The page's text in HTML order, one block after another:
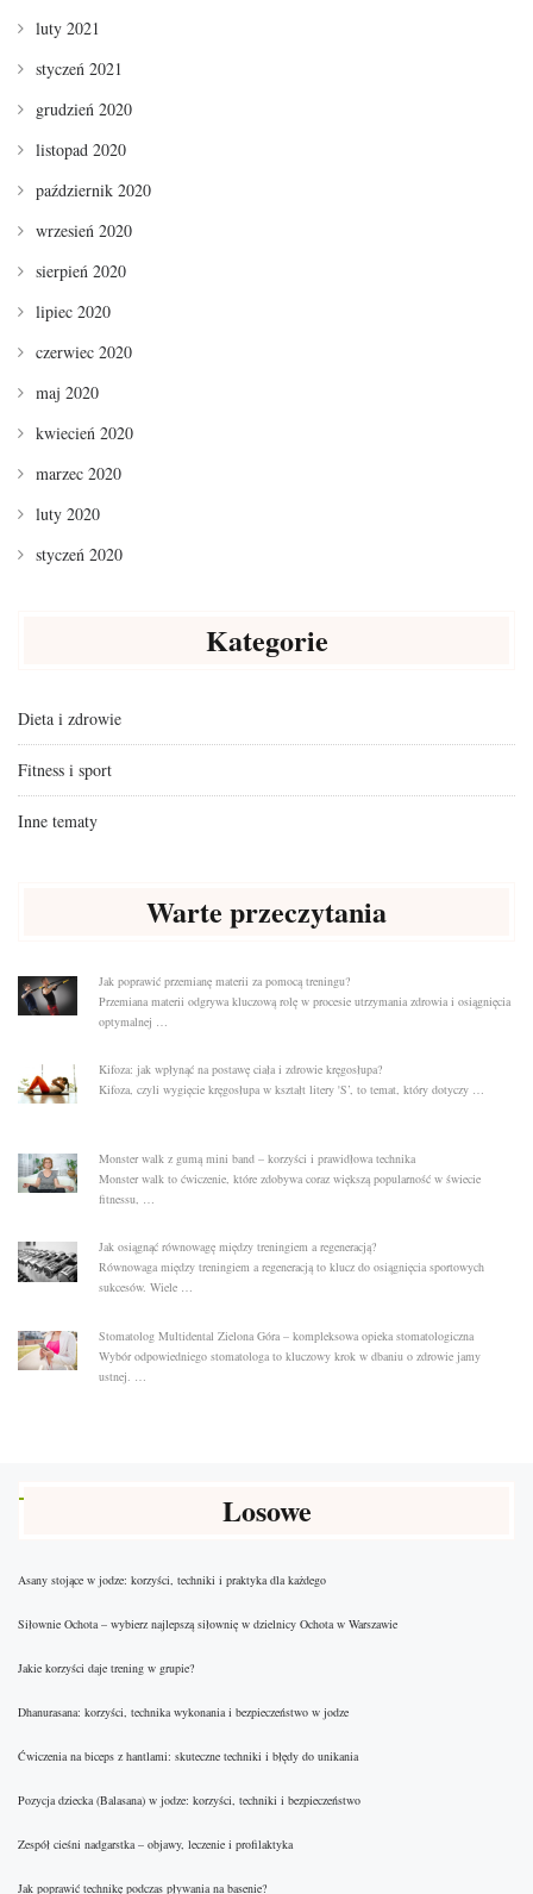
luty 2021
styczeń 2021
grudzień 2020
listopad 2020
październik 2020
wrzesień 2020
sierpień 2020
lipiec 2020
czerwiec 2020
maj 2020
kwiecień 2020
marzec 2020
luty 2020
styczeń 2020
Kategorie
Dieta i zdrowie
Fitness i sport
Inne tematy
Warte przeczytania
Jak poprawić przemianę materii za pomocą treningu?
Przemiana materii odgrywa kluczową rolę w procesie utrzymania zdrowia i osiągnięcia
optymalnej …
Kifoza: jak wpłynąć na postawę ciała i zdrowie kręgosłupa?
Kifoza, czyli wygięcie kręgosłupa w kształt litery 'S’, to temat, który dotyczy …
Monster walk z gumą mini band – korzyści i prawidłowa technika
Monster walk to ćwiczenie, które zdobywa coraz większą popularność w świecie
fitnessu, …
Jak osiągnąć równowagę między treningiem a regeneracją?
Równowaga między treningiem a regeneracją to klucz do osiągnięcia sportowych
sukcesów. Wiele …
Stomatolog Multidental Zielona Góra – kompleksowa opieka stomatologiczna
Wybór odpowiedniego stomatologa to kluczowy krok w dbaniu o zdrowie jamy
ustnej. …
Losowe
Asany stojące w jodze: korzyści, techniki i praktyka dla każdego
Siłownie Ochota – wybierz najlepszą siłownię w dzielnicy Ochota w Warszawie
Jakie korzyści daje trening w grupie?
Dhanurasana: korzyści, technika wykonania i bezpieczeństwo w jodze
Ćwiczenia na biceps z hantlami: skuteczne techniki i błędy do unikania
Pozycja dziecka (Balasana) w jodze: korzyści, techniki i bezpieczeństwo
Zespół cieśni nadgarstka – objawy, leczenie i profilaktyka
Jak poprawić technikę podczas pływania na basenie?